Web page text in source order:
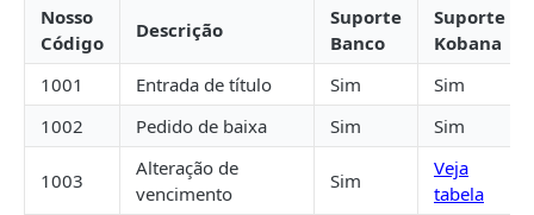
Banco do Brasil
Banco do Nordeste
Banco Industrial do Brasil
Banco Mercantil
Banese
Nosso
Código
Descrição
Suporte
Banco
Suporte
Kobana
1001
Entrada de título Sim
Sim
1002
Pedido de baixa Sim Sim
1003
Alteração de
vencimento
Sim
Veja
tabela